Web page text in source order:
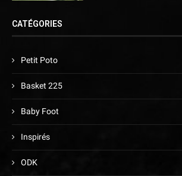
CATÉGORIES
Petit Poto
Basket 225
Baby Foot
Inspirés
ODK